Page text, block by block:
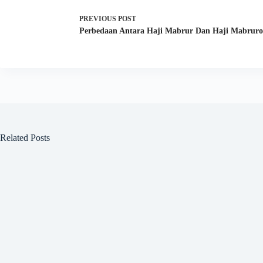
PREVIOUS POST
Perbedaan Antara Haji Mabrur Dan Haji
Related Posts